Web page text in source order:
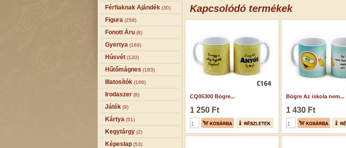
Férfiaknak Ajándék (30)
Figura (258)
Fonott Áru (8)
Gyertya (169)
Húsvét (120)
Hűtőmágnes (183)
Illatosítók (166)
Irodaszer (8)
Játék (9)
Kártya (51)
Kegytárgy (2)
Képeslap (53)
Kapcsolódó termékek
CQ05300 Bögre...
1 250 Ft
Bögre Az iskola nem...
1 430 Ft